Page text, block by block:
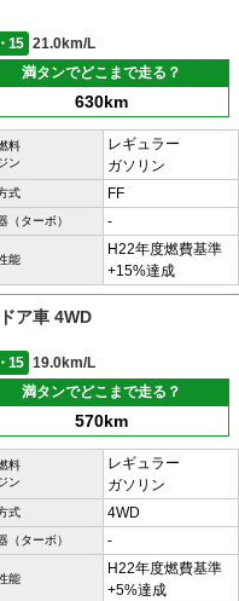
15
21.0km/L
満タンでどこまで走る？
630km
料
ン
レギュラー
ガソリン
式 FF
（ターボ） -
能
H22年度燃費基準
+15%達成
ア車 4WD
15
19.0km/L
満タンでどこまで走る？
570km
料
ン
レギュラー
ガソリン
式 4WD
（ターボ） -
能
H22年度燃費基準
+5%達成